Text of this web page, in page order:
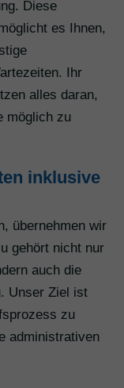
Diese
es Ihnen,
Ihr
alles daran,
möglich zu
inklusive
übernehmen wir
gehört nicht nur
auch die
Unser Ziel ist
zu
administrativen